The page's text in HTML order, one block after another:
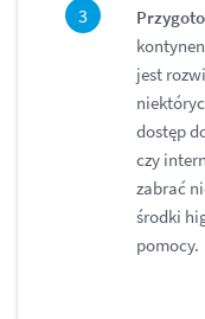
jest
dostęp
czy
zabrać
środki
pomocy.